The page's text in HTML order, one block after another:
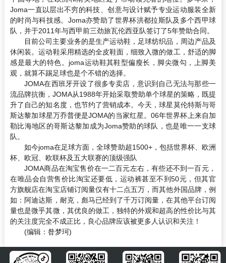
Joma一直以层出不穷的科技、创意与设计赋予专业运动服装全新
的时尚与科技感。Joma亦赞助了世界杯洪都拉斯队及多个西甲球
队，并于2011年与西甲前三劲旅瓦伦西亚队签订了5年赞助合同。
目前公司主要业务的是生产运动鞋，足球纺织品，周边产品及
休闲装。运动鞋采用精选的全皮鞋面，细致入微的做工，舒适的脚
感是最大的特色。joma运动鞋其鞋型偏瘦长，脚尖微勾，上脚美
观，就算不踢足球也是个不错的选择。
JOMA在西班牙开设了很多专卖店，意识到自己无法与那些一
流品牌抗衡，JOMA从1988年开始采取赞助单个球星的策略，既提
升了自己的知名度，也节约了营销成本。今天，球星莫伦特斯与哥
斯达黎加球星万乔普便是JOMA的当家红星。06年世界杯上来自加
勒比海地区的哥斯达黎加成为Joma赞助的球队，也是唯一一支球
队。
如今joma在足球方面，全球赞助超1500+，包括世界杯、欧洲
杯、欧冠、欧联杯及五大联赛的顶级强队
JOMA商品在淘宝售价在一二百元左右，有些还不到一百元，
在唯品会自营售价比淘宝还要低，运动裤甚至不到50元，但其官
方旗舰店在淘宝店铺订阅量仅有十二点五万，而其他外国品牌，例
如：阿迪达斯，耐克，彪马已经到了千万订阅量，在其他平台订阅
量也是微乎其微，其优良的做工，独特的外观和超高的性价比与其
的关注度完全不成正比，良心品牌应该被更多人认识和关注！
(编辑：昝梦珂)